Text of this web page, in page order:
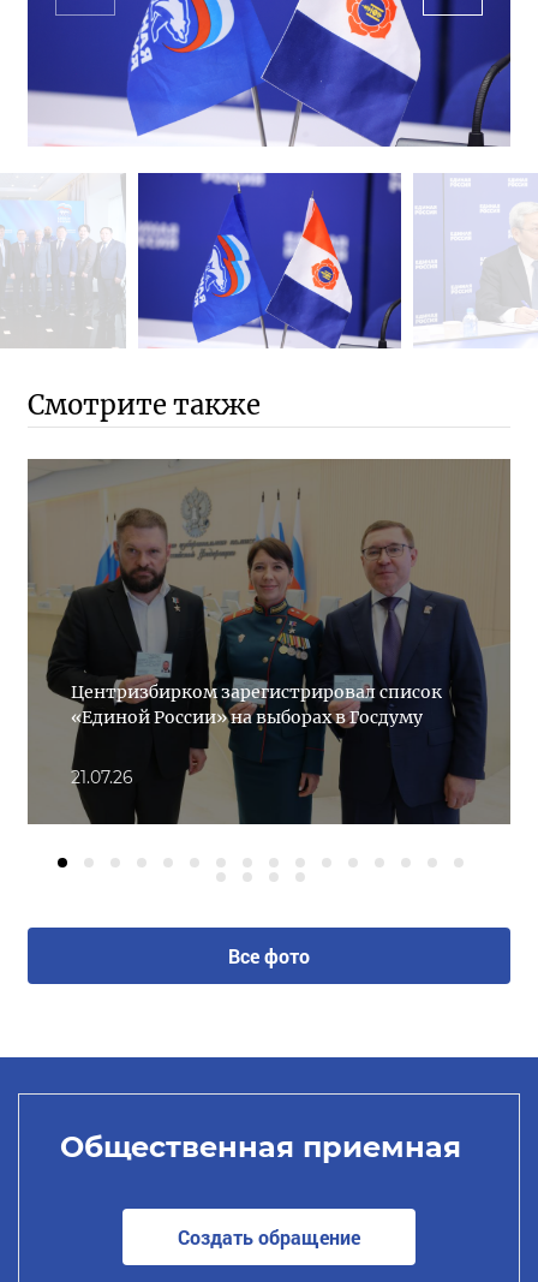
Смотрите также
Центризбирком зарегистрировал список
«Единой России» на выборах в Госдуму
21.07.26
Все фото
Общественная приемная
Создать обращение